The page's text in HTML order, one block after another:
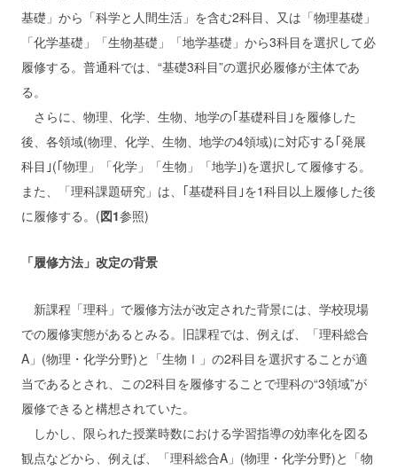
基礎」から「科学と人間生活」を含む2科目、又は「物理基礎」
「化学基礎」「生物基礎」「地学基礎」から3科目を選択して必
履修する。普通科では、“基礎3科目”の選択必履修が主体であ
る。
さらに、物理、化学、生物、地学の｢基礎科目｣を履修した
後、各領域(物理、化学、生物、地学の4領域)に対応する｢発展
科目｣(｢物理」「化学」「生物」「地学｣)を選択して履修する。
また、「理科課題研究」は、｢基礎科目｣を1科目以上履修した後
に履修する。(図1参照)
「履修方法」改定の背景
新課程「理科」で履修方法が改定された背景には、学校現場
での履修実態があるとみる。旧課程では、例えば、「理科総合
A」(物理・化学分野)と「生物Ⅰ」の2科目を選択することが適
当であるとされ、この2科目を履修することで理科の“3領域”が
履修できると構想されていた。
しかし、限られた授業時数における学習指導の効率化を図る
観点などから、例えば、「理科総合A」(物理・化学分野)と「物